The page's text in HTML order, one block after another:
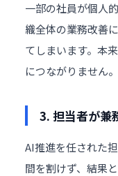
一部の社員が個人
織全体の業務改善
てしまいます。本
につながりません。
3. 担当者が兼
AI推進を任された
間を割けず、結果